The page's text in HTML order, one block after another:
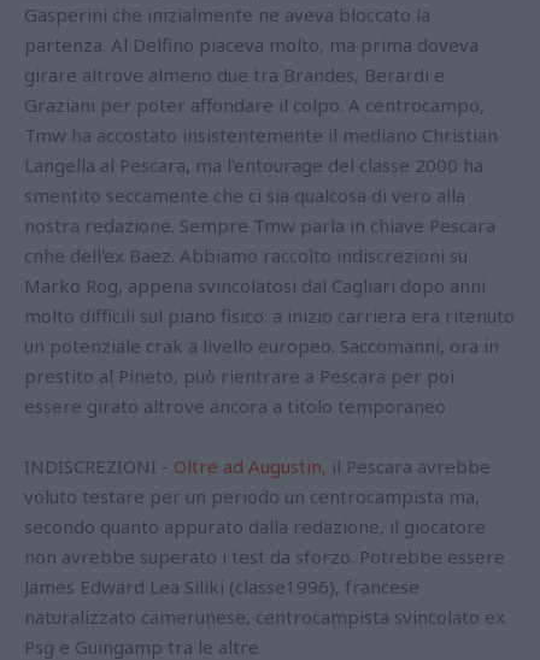
Gasperini che inizialmente ne aveva bloccato la
partenza. Al Delfino piaceva molto, ma prima doveva
girare altrove almeno due tra Brandes, Berardi e
Graziani per poter affondare il colpo. A centrocampo,
Tmw ha accostato insistentemente il mediano Christian
Langella al Pescara, ma l'entourage del classe 2000 ha
smentito seccamente che ci sia qualcosa di vero alla
nostra redazione. Sempre Tmw parla in chiave Pescara
cnhe dell'ex Baez. Abbiamo raccolto indiscrezioni su
Marko Rog, appena svincolatosi dal Cagliari dopo anni
molto difficili sul piano fisico: a inizio carriera era ritenuto
un potenziale crak a livello europeo. Saccomanni, ora in
prestito al Pineto, può rientrare a Pescara per poi
essere girato altrove ancora a titolo temporaneo
INDISCREZIONI - Oltre ad Augustin, il Pescara avrebbe
voluto testare per un periodo un centrocampista ma,
secondo quanto appurato dalla redazione, il giocatore
non avrebbe superato i test da sforzo. Potrebbe essere
James Edward Lea Siliki (classe1996), francese
naturalizzato camerunese, centrocampista svincolato ex
Psg e Guingamp tra le altre